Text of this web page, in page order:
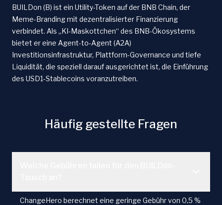
BUILDon (B) ist ein Utility-Token auf der BNB Chain, der
Meme-Branding mit dezentralisierter Finanzierung
verbindet. Als „KI-Maskottchen“ des BNB-Ökosystems
bietet er eine Agent-to-Agent (A2A)
Investitionsinfrastruktur, Plattform-Governance und tiefe
Liquidität, die speziell darauf ausgerichtet ist, die Einführung
des USD1-Stablecoins voranzutreiben.
Häufig gestellte Fragen
ChangeHero berechnet eine geringe Gebühr von 0,5 %